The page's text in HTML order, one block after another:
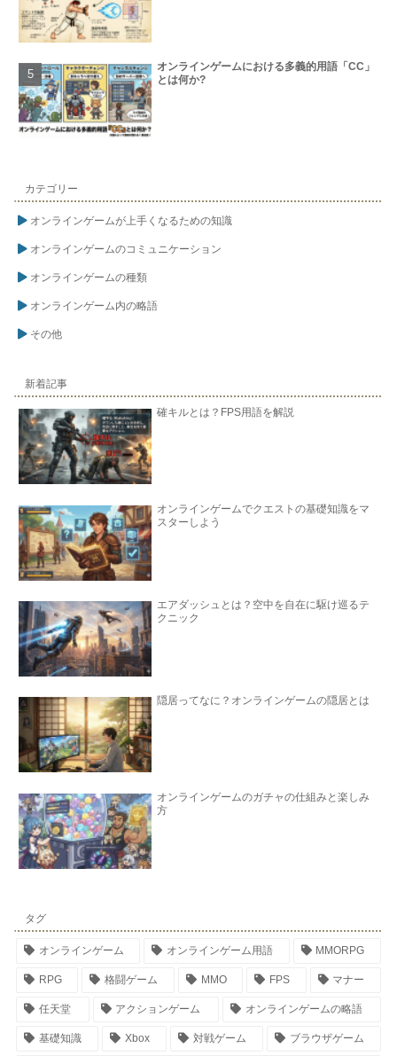
オンラインゲームにおける多義的用語「CC」
とは何か?
カテゴリー
オンラインゲームが上手くなるための知識
オンラインゲームのコミュニケーション
オンラインゲームの種類
オンラインゲーム内の略語
その他
新着記事
確キルとは？FPS用語を解説
オンラインゲームでクエストの基礎知識をマ
スターしよう
エアダッシュとは？空中を自在に駆け巡るテ
クニック
隠居ってなに？オンラインゲームの隠居とは
オンラインゲームのガチャの仕組みと楽しみ
方
タグ
オンラインゲーム オンラインゲーム用語 MMORPG
RPG 格闘ゲーム MMO FPS マナー
任天堂 アクションゲーム オンラインゲームの略語
基礎知識 Xbox 対戦ゲーム ブラウザゲーム